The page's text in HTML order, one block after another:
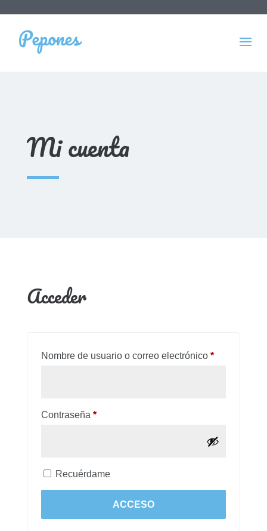
Mi cuenta
Acceder
Nombre de usuario o correo electrónico *Obligatorio
Contraseña *Obligatorio
Recuérdame
ACCESO